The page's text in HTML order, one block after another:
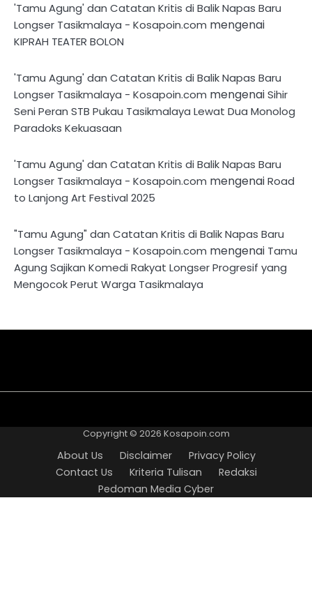
'Tamu Agung' dan Catatan Kritis di Balik Napas Baru
Longser Tasikmalaya - Kosapoin.com mengenai
KIPRAH TEATER BOLON
'Tamu Agung' dan Catatan Kritis di Balik Napas Baru
Longser Tasikmalaya - Kosapoin.com mengenaiSihir
Seni Peran STB Pukau Tasikmalaya Lewat Dua Monolog
Paradoks Kekuasaan
'Tamu Agung' dan Catatan Kritis di Balik Napas Baru
Longser Tasikmalaya - Kosapoin.com mengenaiRoad
to Lanjong Art Festival 2025
"Tamu Agung" dan Catatan Kritis di Balik Napas Baru
Longser Tasikmalaya - Kosapoin.com mengenai Tamu
Agung Sajikan Komedi Rakyat Longser Progresif yang
Mengocok Perut Warga Tasikmalaya
Us
Policy
Us
Tulisan
Media
Copyright © 2026 Kosapoin.com
About Us Disclaimer
Privacy Policy
Contact Us
Kriteria Tulisan
Redaksi
Pedoman Media Cyber